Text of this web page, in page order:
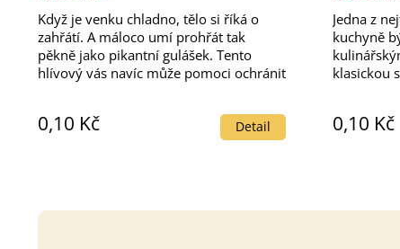
0,10 Kč Detail
Když je venku chladno, tělo si říká o
zahřátí. A máloco umí prohřát tak
pěkně jako pikantní gulášek. Tento
hlívový vás navíc může pomoci ochránit
vegansky!
0,10 Kč
Jedna z
kuchyně
klasickou
jedinečnou